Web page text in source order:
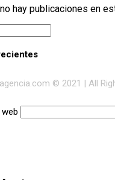
hay publicaciones en
© 2021 | All